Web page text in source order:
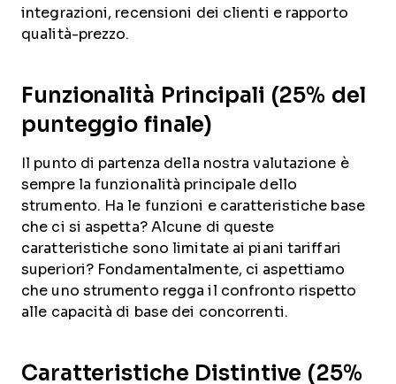
integrazioni, recensioni dei clienti e rapporto
qualità-prezzo.
Funzionalità Principali (25% del
punteggio finale)
Il punto di partenza della nostra valutazione è
sempre la funzionalità principale dello
strumento. Ha le funzioni e caratteristiche base
che ci si aspetta? Alcune di queste
caratteristiche sono limitate ai piani tariffari
superiori? Fondamentalmente, ci aspettiamo
che uno strumento regga il confronto rispetto
alle capacità di base dei concorrenti.
Caratteristiche Distintive (25%